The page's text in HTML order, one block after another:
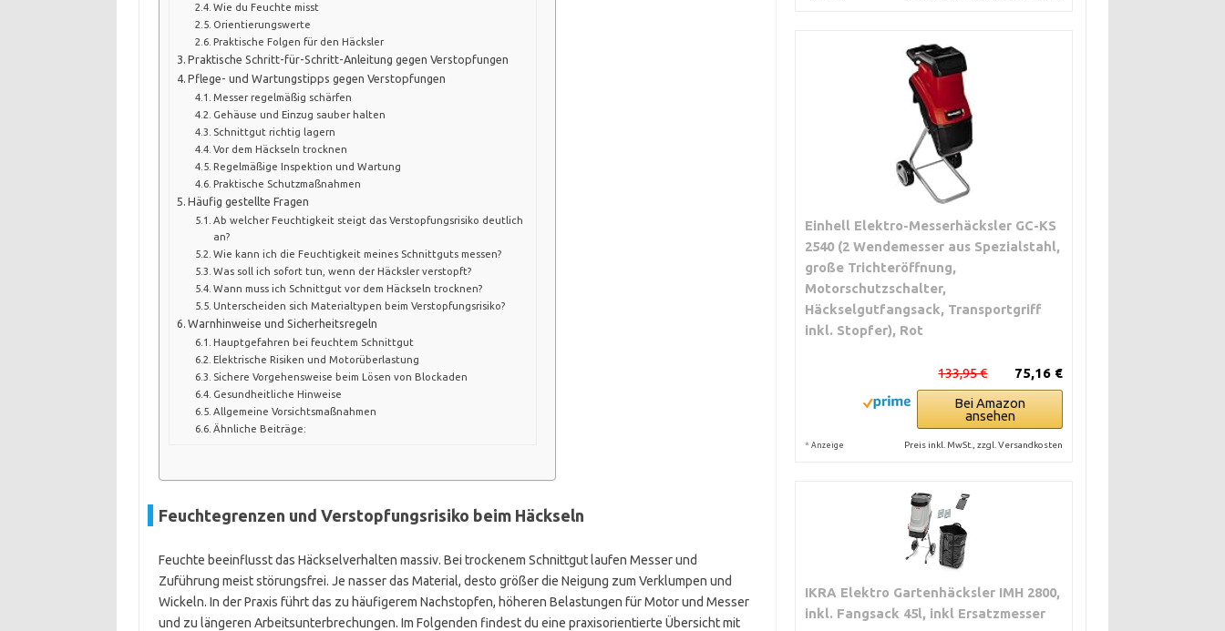
Wie du Feuchte misst
Orientierungswerte
Praktische Folgen für den Häcksler
Praktische Schritt-für-Schritt-Anleitung gegen Verstopfungen
Pflege- und Wartungstipps gegen Verstopfungen
Messer regelmäßig schärfen
Gehäuse und Einzug sauber halten
Schnittgut richtig lagern
Vor dem Häckseln trocknen
Regelmäßige Inspektion und Wartung
Praktische Schutzmaßnahmen
Häufig gestellte Fragen
Ab welcher Feuchtigkeit steigt das Verstopfungsrisiko deutlich
an?
Wie kann ich die Feuchtigkeit meines Schnittguts messen?
Was soll ich sofort tun, wenn der Häcksler verstopft?
Wann muss ich Schnittgut vor dem Häckseln trocknen?
Unterscheiden sich Materialtypen beim Verstopfungsrisiko?
Warnhinweise und Sicherheitsregeln
Hauptgefahren bei feuchtem Schnittgut
Elektrische Risiken und Motorüberlastung
Sichere Vorgehensweise beim Lösen von Blockaden
Gesundheitliche Hinweise
Allgemeine Vorsichtsmaßnahmen
Ähnliche Beiträge:
Feuchtegrenzen und Verstopfungsrisiko beim Häckseln
Feuchte beeinflusst das Häckselverhalten massiv. Bei trockenem Schnittgut laufen Messer und
Zuführung meist störungsfrei. Je nasser das Material, desto größer die Neigung zum Verklumpen und
Wickeln. In der Praxis führt das zu häufigerem Nachstopfen, höheren Belastungen für Motor und Messer
und zu längeren Arbeitsunterbrechungen. Im Folgenden findest du eine praxisorientierte Übersicht mit
Einhell Elektro-Messerhäcksler GC-KS
2540 (2 Wendemesser aus Spezialstahl,
große Trichteröffnung,
Motorschutzschalter,
Häckselgutfangsack, Transportgriff
inkl. Stopfer), Rot
75,16 €
133,95 €
Bei Amazon
ansehen
* Anzeige Preis inkl. MwSt., zzgl. Versandkosten
IKRA Elektro Gartenhäcksler IMH 2800,
inkl. Fangsack 45l, inkl Ersatzmesser